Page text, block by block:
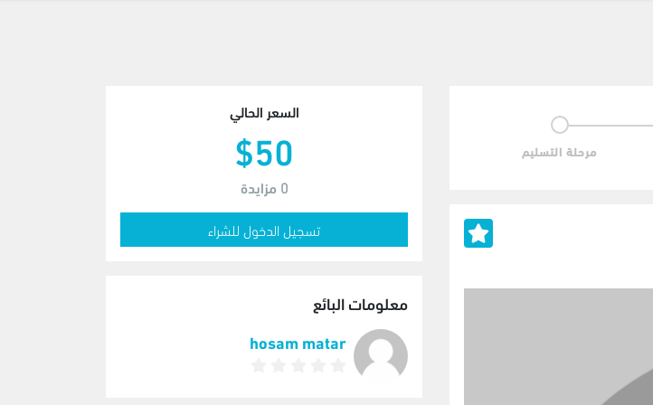
مرحلة التسليم
السعر الحالي
$50
0 مزايدة
تسجيل الدخول للشراء
معلومات البائع
hosam matar